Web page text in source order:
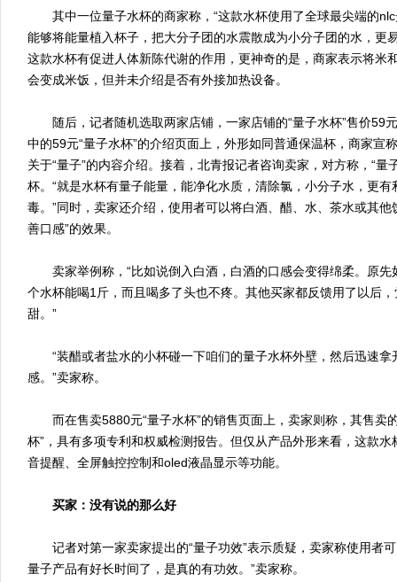
其中一位量子水杯的商家称，“这款水杯使用了全球最尖端的nlc
能够将能量植入杯子，把大分子团的水震散成为小分子团的水，更
这款水杯有促进人体新陈代谢的作用，更神奇的是，商家表示将米
会变成米饭，但并未介绍是否有外接加热设备。
随后，记者随机选取两家店铺，一家店铺的“量子水杯”售价59
中的59元“量子水杯”的介绍页面上，外形如同普通保温杯，商家宣
关于“量子”的内容介绍。接着，北青报记者咨询卖家，对方称，“量
杯。“就是水杯有量子能量，能净化水质，清除氯，小分子水，更
毒。”同时，卖家还介绍，使用者可以将白酒、醋、水、茶水或其他
善口感”的效果。
卖家举例称，“比如说倒入白酒，白酒的口感会变得绵柔。原先
个水杯能喝1斤，而且喝多了头也不疼。其他买家都反馈用了以后
甜。”
“装醋或者盐水的小杯碰一下咱们的量子水杯外壁，然后迅速拿
感。”卖家称。
而在售卖5880元“量子水杯”的销售页面上，卖家则称，其售卖的
杯”，具有多项专利和权威检测报告。但仅从产品外形来看，这款
音提醒、全屏触控控制和oled液晶显示等功能。
买家：没有说的那么好
记者对第一家卖家提出的“量子功效”表示质疑，卖家称使用者可
量子产品有好长时间了，是真的有功效。”卖家称。